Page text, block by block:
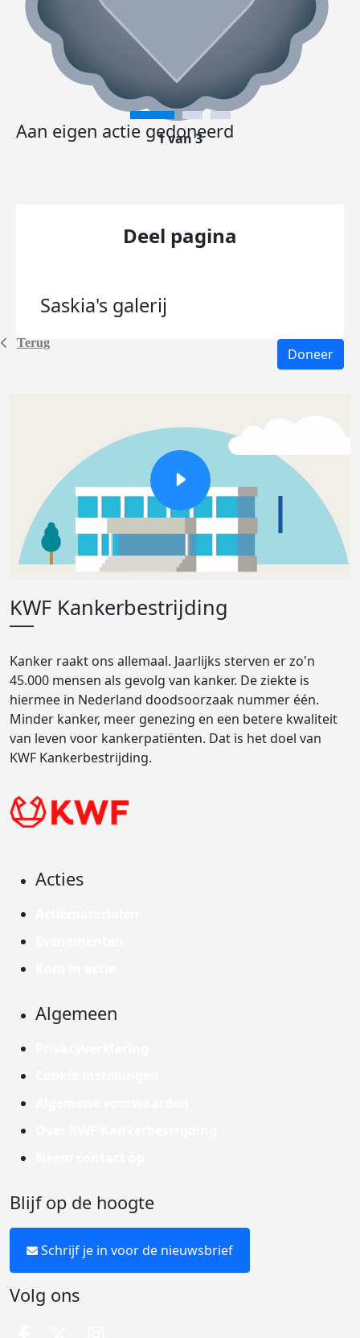
Terug
Aan eigen actie gedoneerd
1 van 3
Deel pagina
Saskia's galerij
Doneer
KWF Kankerbestrijding
Kanker raakt ons allemaal. Jaarlijks sterven er zo'n
45.000 mensen als gevolg van kanker. De ziekte is
hiermee in Nederland doodsoorzaak nummer één.
Minder kanker, meer genezing en een betere kwaliteit
van leven voor kankerpatiënten. Dat is het doel van
KWF Kankerbestrijding.
Acties
Algemeen
Blijf op de hoogte
Schrijf je in voor de nieuwsbrief
Volg ons